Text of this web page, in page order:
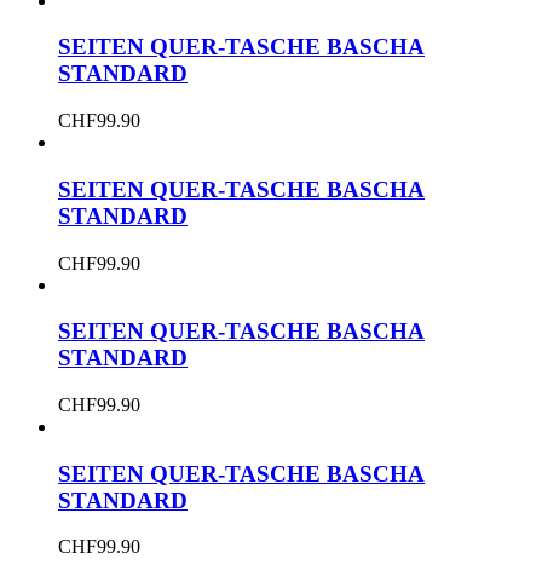
SEITEN QUER-TASCHE BASCHA
STANDARD
CHF99.90
SEITEN QUER-TASCHE BASCHA
STANDARD
CHF99.90
SEITEN QUER-TASCHE BASCHA
STANDARD
CHF99.90
SEITEN QUER-TASCHE BASCHA
STANDARD
CHF99.90